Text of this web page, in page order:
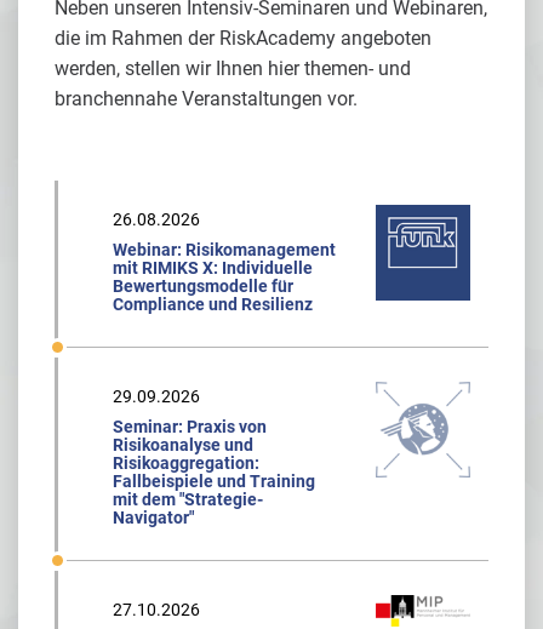
Neben unseren Intensiv-Seminaren und Webinaren,
die im Rahmen der RiskAcademy angeboten
werden, stellen wir Ihnen hier themen- und
branchennahe Veranstaltungen vor.
26.08.2026
Webinar: Risikomanagement
mit RIMIKS X: Individuelle
Bewertungsmodelle für
Compliance und Resilienz
29.09.2026
Seminar: Praxis von
Risikoanalyse und
Risikoaggregation:
Fallbeispiele und Training
mit dem "Strategie-
Navigator"
27.10.2026